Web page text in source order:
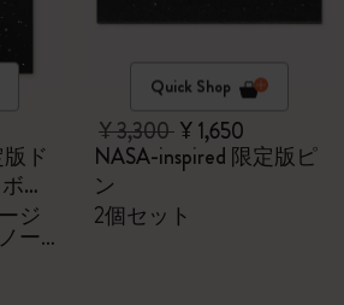
ッ
ジ
ー
ウ
Quick Shop
¥ 3,300¥ 1,650
NASA-inspired 限定版ピ
ン
2個セット